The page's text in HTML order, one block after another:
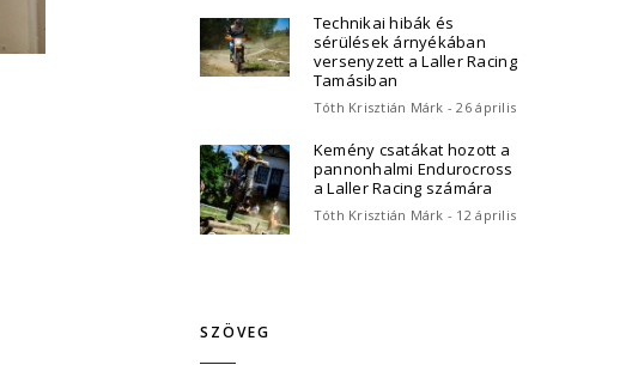
Technikai hibák és
sérülések árnyékában
versenyzett a Laller Racing
Tamásiban
Tóth Krisztián Márk - 26 április
Kemény csatákat hozott a
pannonhalmi Endurocross
a Laller Racing számára
Tóth Krisztián Márk - 12 április
SZÖVEG